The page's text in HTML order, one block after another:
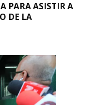
PARA ASISTIR A
DE LA